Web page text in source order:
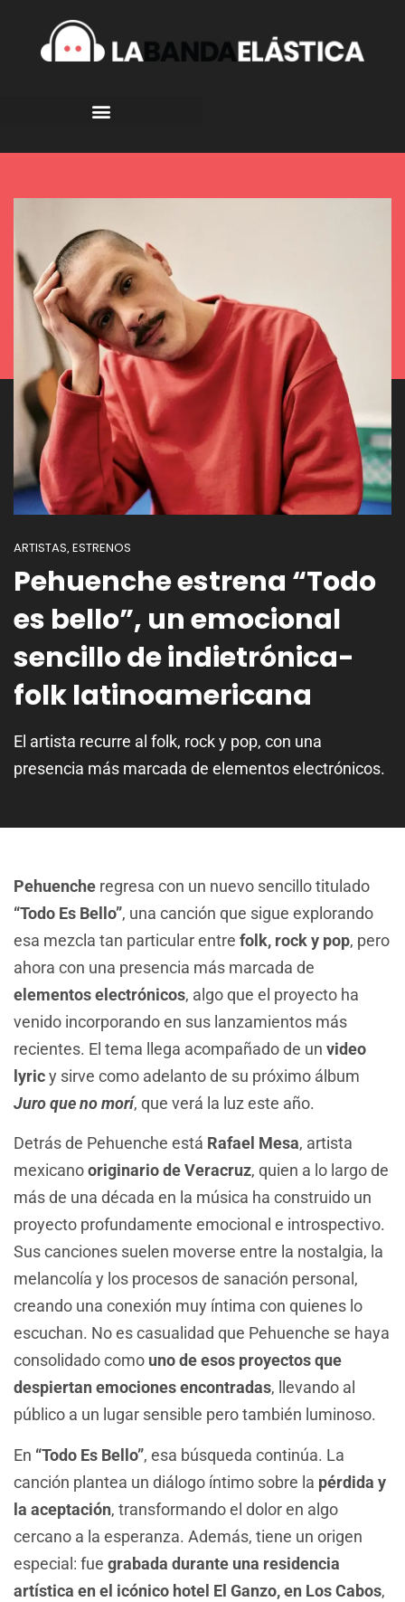
ARTISTAS, ESTRENOS
Pehuenche estrena “Todo
es bello”, un emocional
sencillo de indietrónica-
folk latinoamericana
El artista recurre al folk, rock y pop, con una
presencia más marcada de elementos electrónicos.
Pehuenche regresa con un nuevo sencillo titulado
“Todo Es Bello”, una canción que sigue explorando
esa mezcla tan particular entre folk, rock y pop, pero
ahora con una presencia más marcada de
elementos electrónicos, algo que el proyecto ha
venido incorporando en sus lanzamientos más
recientes. El tema llega acompañado de un video
lyricy sirve como adelanto de su próximo álbum
Juro que no morí, que verá la luz este año.
Detrás de Pehuenche está Rafael Mesa, artista
mexicanooriginario de Veracruz, quien a lo largo de
más de una década en la música ha construido un
proyecto profundamente emocional e introspectivo.
Sus canciones suelen moverse entre la nostalgia, la
melancolía y los procesos de sanación personal,
creando una conexión muy íntima con quienes lo
escuchan. No es casualidad que Pehuenche se haya
consolidado como uno de esos proyectos que
despiertan emociones encontradas, llevando al
público a un lugar sensible pero también luminoso.
En “Todo Es Bello”, esa búsqueda continúa. La
canción plantea un diálogo íntimo sobre la pérdida y
la aceptación, transformando el dolor en algo
cercano a la esperanza. Además, tiene un origen
especial: fue grabada durante una residencia
artística en el icónico hotel El Ganzo, en Los Cabos,